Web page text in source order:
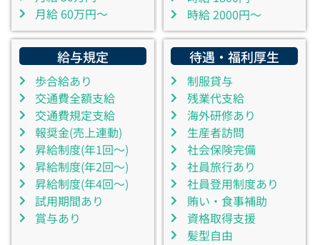
月給 60万円～
時給 2000円～
給与規定
歩合給あり
交通費全額支給
交通費規定支給
報奨金(売上連動)
昇給制度(年1回～)
昇給制度(年2回～)
昇給制度(年4回～)
試用期間あり
賞与あり
待遇・福利厚生
制服貸与
残業代支給
海外研修あり
生産者訪問
社会保険完備
社員旅行あり
社員登用制度あり
賄い・食事補助
資格取得支援
髪型自由